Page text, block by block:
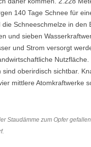
140 Tage Schnee für
die Schneeschmelze in
und sieben
und Strom versorgt
sind oberirdisch sichtbar.
mittlere Atomkraftwerke
Staudämme zum Opfer